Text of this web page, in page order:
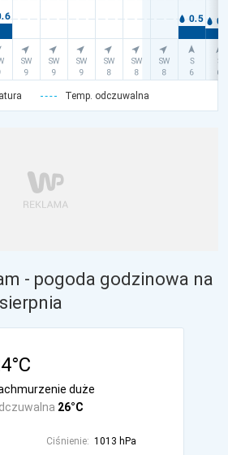
Temp. odczuwalna
- pogoda godzinowa na
26°C
duże
Ciśnienie: 1013 hPa